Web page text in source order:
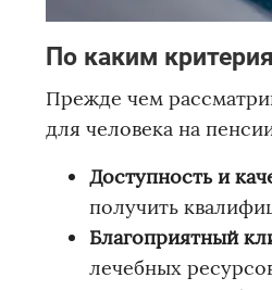
По каким
Прежде чем
для человека на
Доступность и
получить
Благоприятный
лечебных